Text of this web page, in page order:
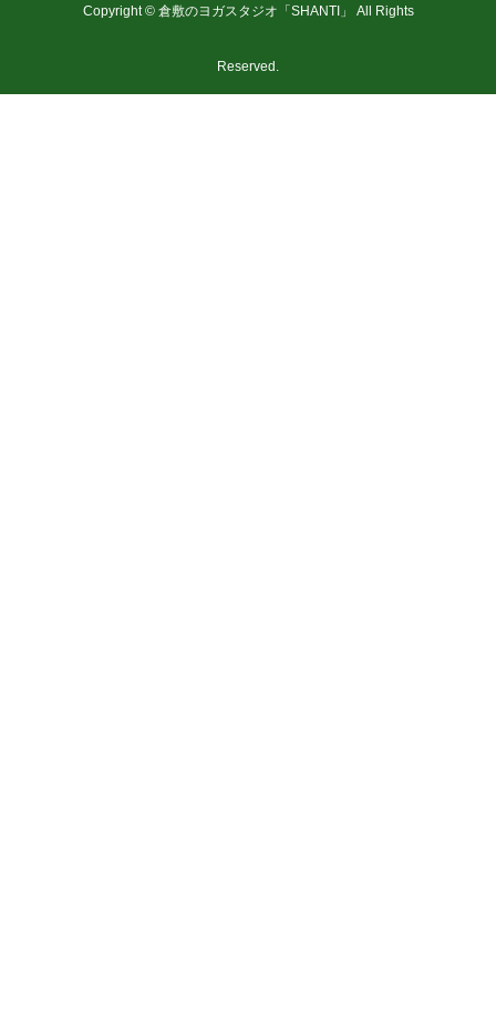
Copyright © 倉敷のヨガスタジオ「SHANTI」 All Rights
Reserved.